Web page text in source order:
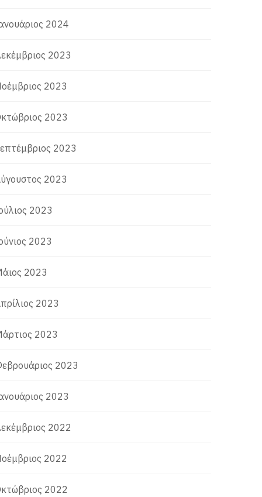
2024
2023
2023
2023
2023
2023
2023
2023
2023
2023
2023
2023
2023
2022
2022
2022